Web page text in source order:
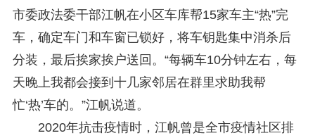
市委政法委干部江帆在小区车库帮15家车主“热”完
车，确定车门和车窗已锁好，将车钥匙集中消杀后
分装，最后挨家挨户送回。“每辆车10分钟左右，每
天晚上我都会接到十几家邻居在群里求助我帮
忙‘热’车的。”江帆说道。
2020年抗击疫情时，江帆曾是全市疫情社区排